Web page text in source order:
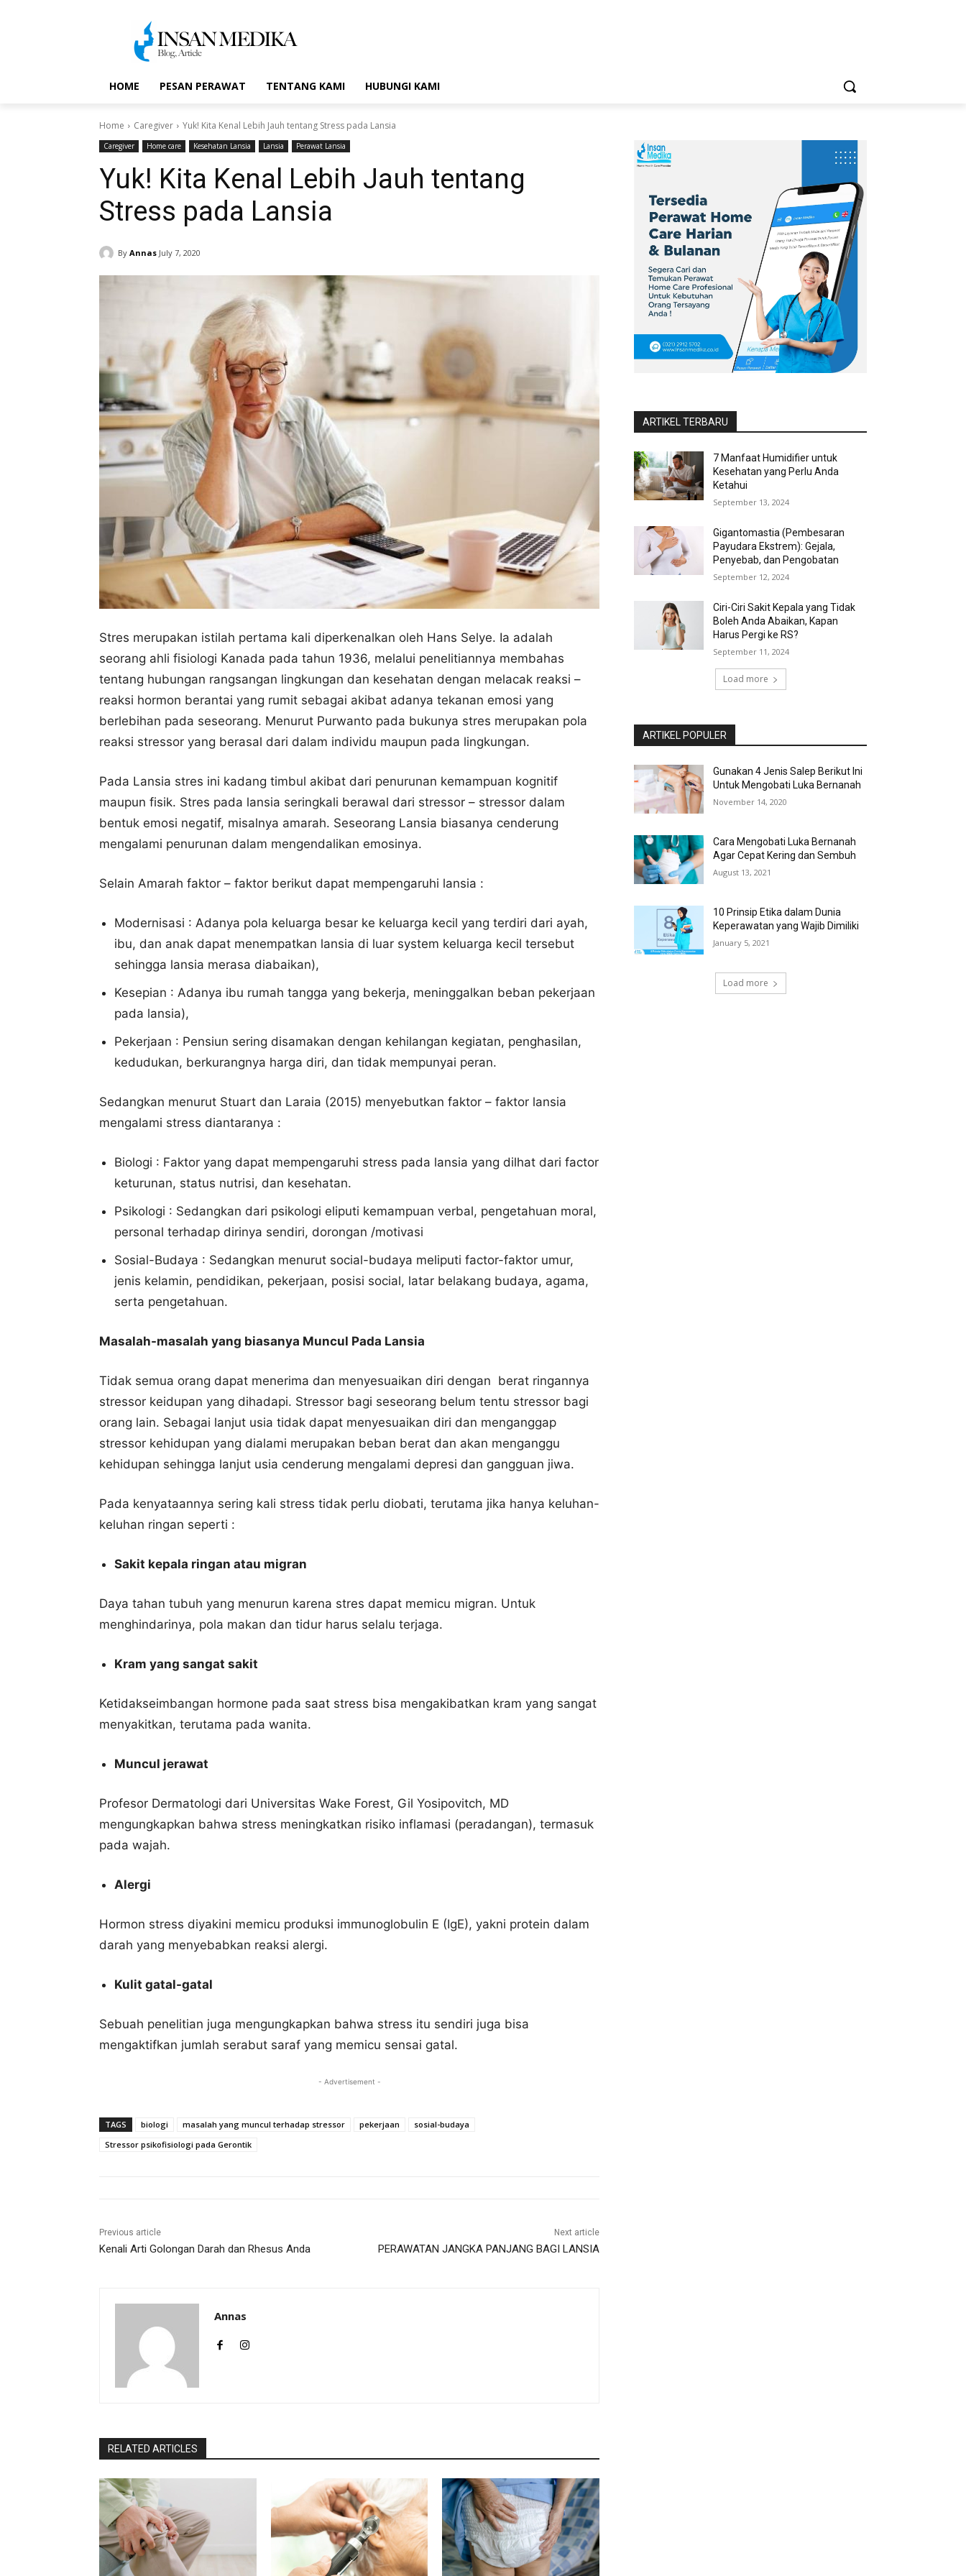
HOME PESAN PERAWAT TENTANG KAMI HUBUNGI KAMI
Home Caregiver Yuk! Kita Kenal Lebih Jauh tentang Stress pada Lansia
Caregiver Home care Kesehatan Lansia Lansia Perawat Lansia
Yuk! Kita Kenal Lebih Jauh tentang
Stress pada Lansia
By Annas July 7, 2020
Stres merupakan istilah pertama kali diperkenalkan oleh Hans Selye. Ia adalah
seorang ahli fisiologi Kanada pada tahun 1936, melalui penelitiannya membahas
tentang hubungan rangsangan lingkungan dan kesehatan dengan melacak reaksi –
reaksi hormon berantai yang rumit sebagai akibat adanya tekanan emosi yang
berlebihan pada seseorang. Menurut Purwanto pada bukunya stres merupakan pola
reaksi stressor yang berasal dari dalam individu maupun pada lingkungan.
Pada Lansia stres ini kadang timbul akibat dari penurunan kemampuan kognitif
maupun fisik. Stres pada lansia seringkali berawal dari stressor – stressor dalam
bentuk emosi negatif, misalnya amarah. Seseorang Lansia biasanya cenderung
mengalami penurunan dalam mengendalikan emosinya.
Selain Amarah faktor – faktor berikut dapat mempengaruhi lansia :
Modernisasi : Adanya pola keluarga besar ke keluarga kecil yang terdiri dari ayah,
ibu, dan anak dapat menempatkan lansia di luar system keluarga kecil tersebut
sehingga lansia merasa diabaikan),
Kesepian : Adanya ibu rumah tangga yang bekerja, meninggalkan beban pekerjaan
pada lansia),
Pekerjaan : Pensiun sering disamakan dengan kehilangan kegiatan, penghasilan,
kedudukan, berkurangnya harga diri, dan tidak mempunyai peran.
Sedangkan menurut Stuart dan Laraia (2015) menyebutkan faktor – faktor lansia
mengalami stress diantaranya :
Biologi : Faktor yang dapat mempengaruhi stress pada lansia yang dilhat dari factor
keturunan, status nutrisi, dan kesehatan.
Psikologi : Sedangkan dari psikologi eliputi kemampuan verbal, pengetahuan moral,
personal terhadap dirinya sendiri, dorongan /motivasi
Sosial-Budaya : Sedangkan menurut social-budaya meliputi factor-faktor umur,
jenis kelamin, pendidikan, pekerjaan, posisi social, latar belakang budaya, agama,
serta pengetahuan.
Masalah-masalah yang biasanya Muncul Pada Lansia
Tidak semua orang dapat menerima dan menyesuaikan diri dengan berat ringannya
stressor keidupan yang dihadapi. Stressor bagi seseorang belum tentu stressor bagi
orang lain. Sebagai lanjut usia tidak dapat menyesuaikan diri dan menganggap
stressor kehidupan yang dialami merupakan beban berat dan akan menganggu
kehidupan sehingga lanjut usia cenderung mengalami depresi dan gangguan jiwa.
Pada kenyataannya sering kali stress tidak perlu diobati, terutama jika hanya keluhan-
keluhan ringan seperti :
Sakit kepala ringan atau migran
Daya tahan tubuh yang menurun karena stres dapat memicu migran. Untuk
menghindarinya, pola makan dan tidur harus selalu terjaga.
Kram yang sangat sakit
Ketidakseimbangan hormone pada saat stress bisa mengakibatkan kram yang sangat
menyakitkan, terutama pada wanita.
Muncul jerawat
Profesor Dermatologi dari Universitas Wake Forest, Gil Yosipovitch, MD
mengungkapkan bahwa stress meningkatkan risiko inflamasi (peradangan), termasuk
pada wajah.
Alergi
Hormon stress diyakini memicu produksi immunoglobulin E (IgE), yakni protein dalam
darah yang menyebabkan reaksi alergi.
Kulit gatal-gatal
Sebuah penelitian juga mengungkapkan bahwa stress itu sendiri juga bisa
mengaktifkan jumlah serabut saraf yang memicu sensai gatal.
- Advertisement -
TAGS biologi masalah yang muncul terhadap stressor pekerjaan
sosial-budaya
Stressor psikofisiologi pada Gerontik
Previous article
Kenali Arti Golongan Darah dan Rhesus Anda
Next article
PERAWATAN JANGKA PANJANG BAGI LANSIA
Annas
RELATED ARTICLES
ARTIKEL TERBARU
7 Manfaat Humidifier untuk
Kesehatan yang Perlu Anda
Ketahui
September 13, 2024
Gigantomastia (Pembesaran
Payudara Ekstrem): Gejala,
Penyebab, dan Pengobatan
September 12, 2024
Ciri-Ciri Sakit Kepala yang Tidak
Boleh Anda Abaikan, Kapan
Harus Pergi ke RS?
September 11, 2024
Load more
ARTIKEL POPULER
Gunakan 4 Jenis Salep Berikut Ini
Untuk Mengobati Luka Bernanah
November 14, 2020
Cara Mengobati Luka Bernanah
Agar Cepat Kering dan Sembuh
August 13, 2021
10 Prinsip Etika dalam Dunia
Keperawatan yang Wajib Dimiliki
January 5, 2021
Load more